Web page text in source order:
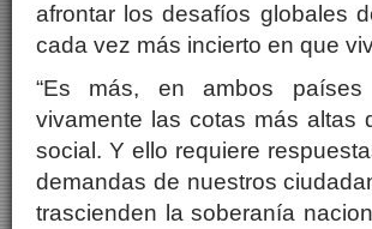
afrontar los desafíos globales
cada vez más incierto en que
“Es más, en ambos países
vivamente las cotas más altas
social. Y ello requiere
demandas de nuestros
trascienden la soberanía